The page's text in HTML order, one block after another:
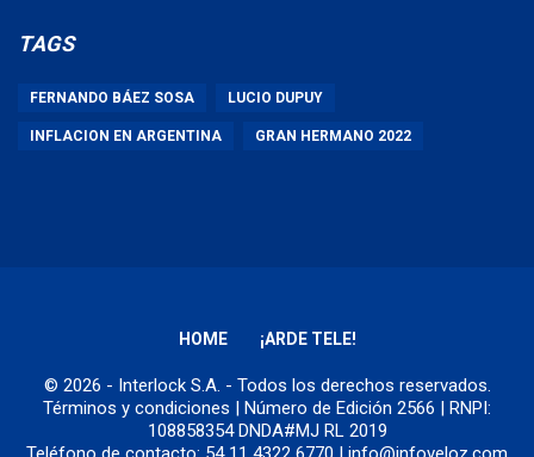
TAGS
FERNANDO BÁEZ SOSA LUCIO DUPUY
INFLACION EN ARGENTINA GRAN HERMANO 2022
HOME ¡ARDE TELE!
© 2026 - Interlock S.A. - Todos los derechos reservados.
Términos y condiciones | Número de Edición 2566 | RNPI:
108858354 DNDA#MJ RL 2019